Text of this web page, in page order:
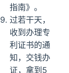
指南》。
过若干天，
收到办理专
利证书的通
知，交钱办
证，拿到5